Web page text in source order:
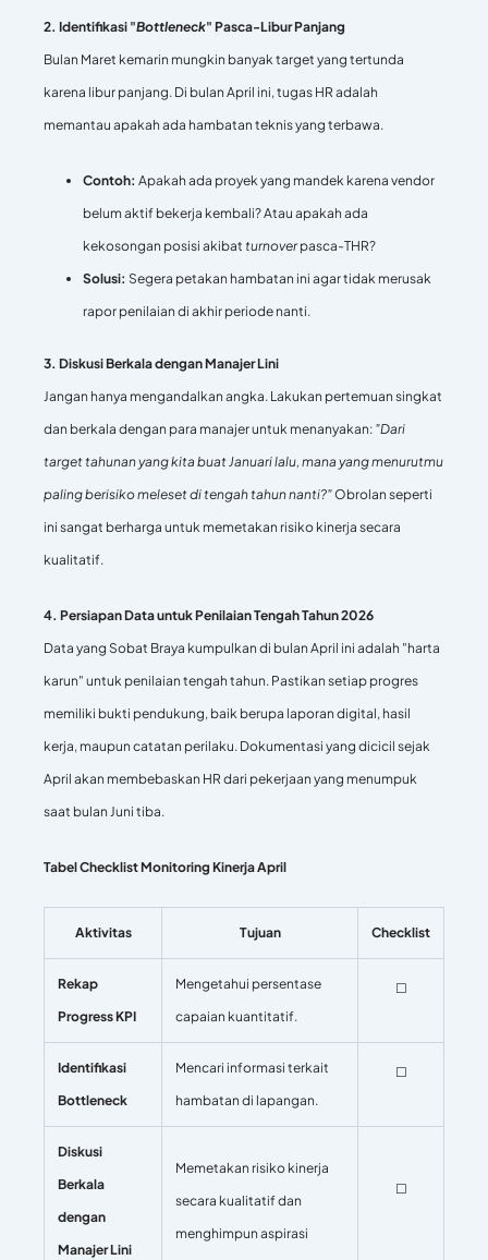
2. Identifikasi "Bottleneck" Pasca-Libur Panjang
Bulan Maret kemarin mungkin banyak target yang tertunda
karena libur panjang. Di bulan April ini, tugas HR adalah
memantau apakah ada hambatan teknis yang terbawa.
Contoh: Apakah ada proyek yang mandek karena vendor
belum aktif bekerja kembali? Atau apakah ada
kekosongan posisi akibat turnoverpasca-THR?
Solusi: Segera petakan hambatan ini agar tidak merusak
rapor penilaian di akhir periode nanti.
3. Diskusi Berkala dengan Manajer Lini
Jangan hanya mengandalkan angka. Lakukan pertemuan singkat
dan berkala dengan para manajer untuk menanyakan: "Dari
target tahunan yang kita buat Januari lalu, mana yang menurutmu
paling berisiko meleset di tengah tahun nanti?"Obrolan seperti
ini sangat berharga untuk memetakan risiko kinerja secara
kualitatif.
4. Persiapan Data untuk Penilaian Tengah Tahun 2026
Data yang Sobat Braya kumpulkan di bulan April ini adalah "harta
karun" untuk penilaian tengah tahun. Pastikan setiap progres
memiliki bukti pendukung, baik berupa laporan digital, hasil
kerja, maupun catatan perilaku. Dokumentasi yang dicicil sejak
April akan membebaskan HR dari pekerjaan yang menumpuk
saat bulan Juni tiba.
Tabel Checklist Monitoring Kinerja April
Aktivitas Tujuan Checklist
Rekap
Progress KPI
Mengetahui persentase
capaian kuantitatif.
☐
Identifikasi
Bottleneck
Mencari informasi terkait
hambatan di lapangan.
☐
Diskusi
Berkala
dengan
Manajer Lini
Memetakan risiko kinerja
secara kualitatif dan
menghimpun aspirasi
☐